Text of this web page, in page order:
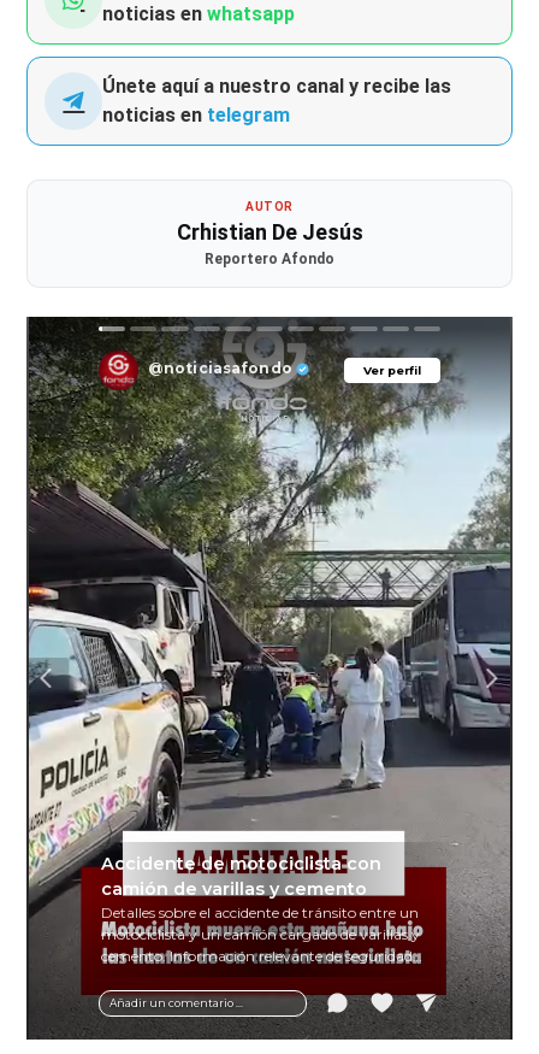
noticias enwhatsapp
Únete aquí a nuestro canal y recibe las
noticias en telegram
AUTOR
Crhistian De Jesús
Reportero Afondo
Ver perfil
@noticiasafondo Ver perfil
Añadir un comentario ...
Accidente de motociclista con
camión de varillas y cemento
Detalles sobre el accidente de tránsito entre un
motociclista y un camión cargado de varillas y
cemento. Información relevante de seguridad
vial y recomendaciones para motociclistas.